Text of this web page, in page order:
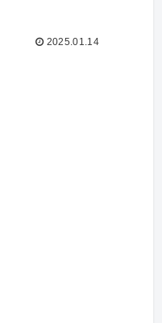
2025.01.14